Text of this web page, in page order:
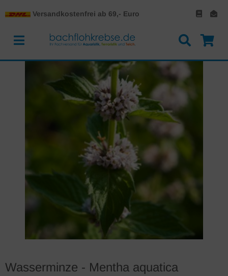
Versandkostenfrei ab 69,- Euro
Wasserminze - Mentha aquatica